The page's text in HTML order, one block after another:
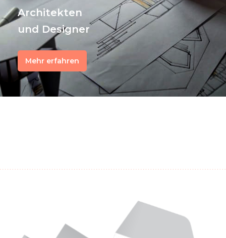
Architekten
und Designer
Mehr erfahren